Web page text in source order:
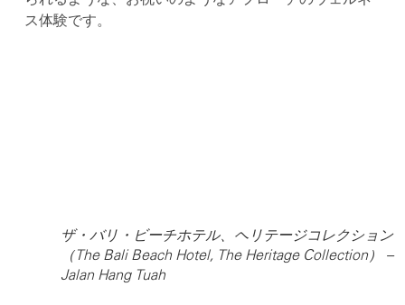
ス体験です。
ザ・バリ・ビーチホテル、ヘリテージコレクション
（The Bali Beach Hotel, The Heritage Collection） –
Jalan Hang Tuah